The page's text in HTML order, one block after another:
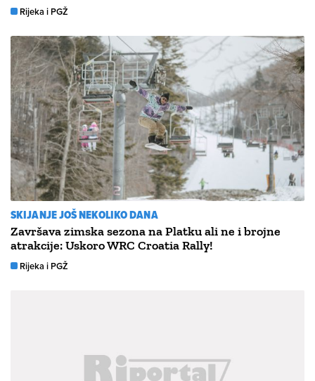
Rijeka i PGŽ
SKIJANJE JOŠ NEKOLIKO DANA
Završava zimska sezona na Platku ali ne i brojne
atrakcije: Uskoro WRC Croatia Rally!
Rijeka i PGŽ